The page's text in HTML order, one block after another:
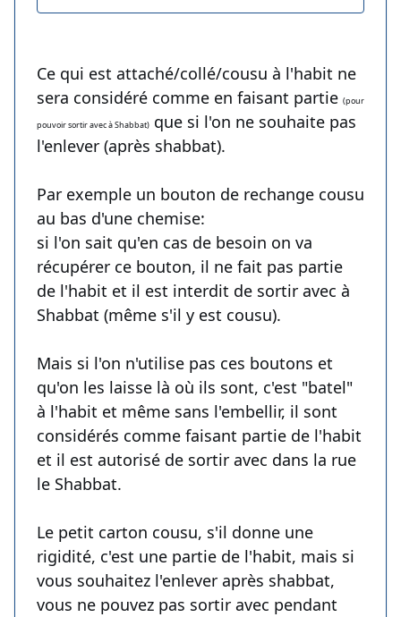
Ce qui est attaché/collé/cousu à l'habit ne
sera considéré comme en faisant partie (pour
pouvoir sortir avec à Shabbat) que si l'on ne souhaite pas
l'enlever (après shabbat).
Par exemple un bouton de rechange cousu
au bas d'une chemise:
si l'on sait qu'en cas de besoin on va
récupérer ce bouton, il ne fait pas partie
de l'habit et il est interdit de sortir avec à
Shabbat (même s'il y est cousu).
Mais si l'on n'utilise pas ces boutons et
qu'on les laisse là où ils sont, c'est "batel"
à l'habit et même sans l'embellir, il sont
considérés comme faisant partie de l'habit
et il est autorisé de sortir avec dans la rue
le Shabbat.
Le petit carton cousu, s'il donne une
rigidité, c'est une partie de l'habit, mais si
vous souhaitez l'enlever après shabbat,
vous ne pouvez pas sortir avec pendant